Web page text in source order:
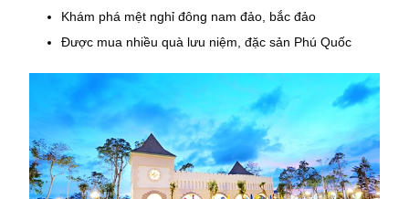
Khám phá mệt nghỉ đông nam đảo, bắc đảo
Được mua nhiều quà lưu niệm, đặc sản Phú Quốc